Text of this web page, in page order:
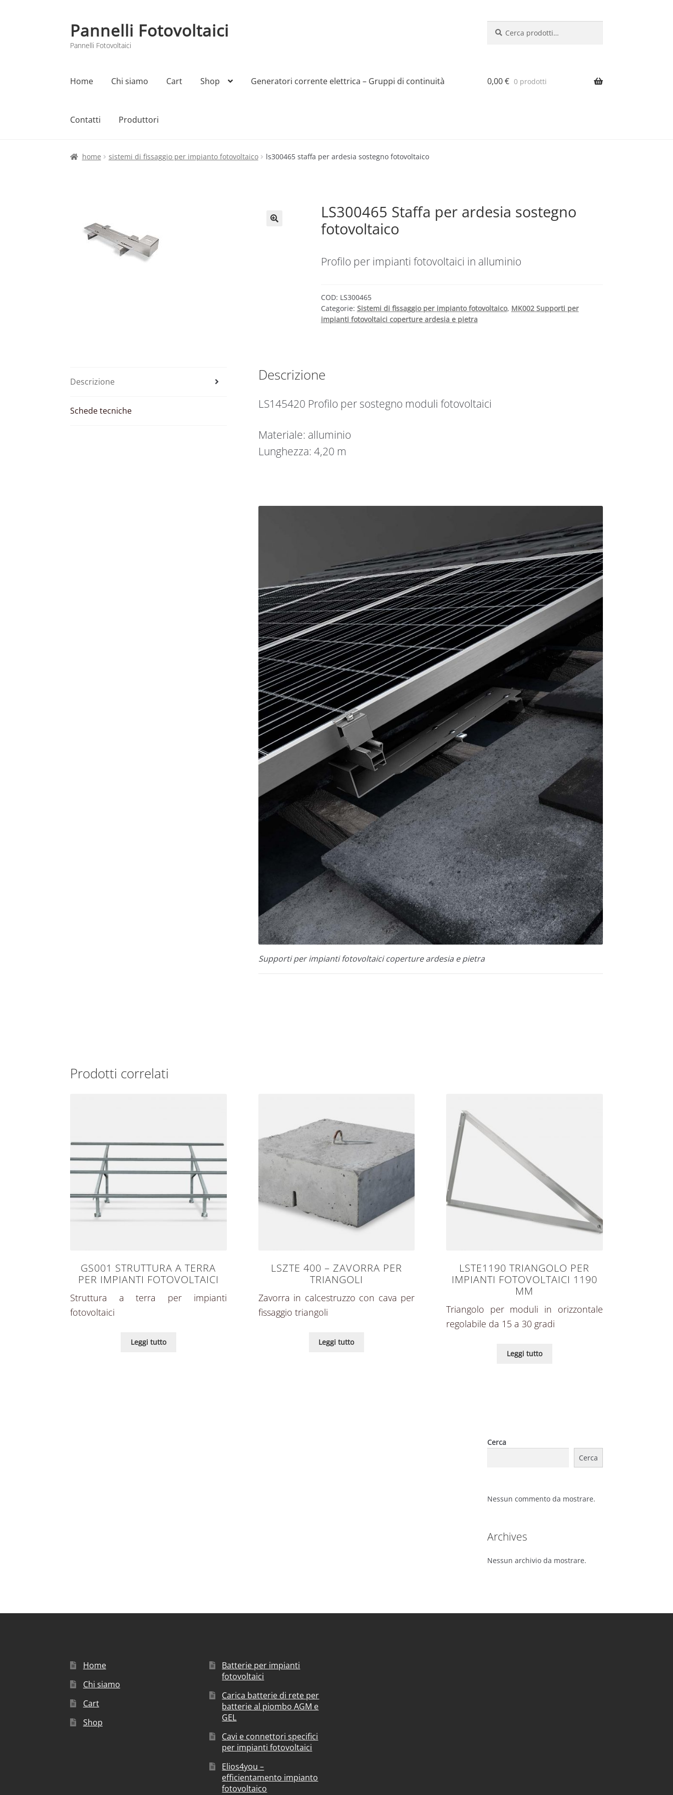
Vai
alla
navigazione
Vai
al
contenuto
Pannelli Fotovoltaici
Pannelli Fotovoltaici
Home Chi siamo Cart Shop Generatori corrente elettrica – Gruppi di continuità
Contatti Produttori
Home Cart Checkout Chi siamo Contatti My account Produttori Sample Page Shop
0,00€ 0 prodotti
home sistemi di fissaggio per impianto fotovoltaico ls300465 staffa per ardesia sostegno fotovoltaico
LS300465 Staffa per ardesia sostegno
fotovoltaico
Profilo per impianti fotovoltaici in alluminio
COD: LS300465
Categorie: Sistemi di fissaggio per impianto fotovoltaico, MK002 Supporti per
impianti fotovoltaici coperture ardesia e pietra
Descrizione
Schede tecniche
Descrizione
LS145420 Profilo per sostegno moduli fotovoltaici
Materiale: alluminio
Lunghezza: 4,20 m
Supporti per impianti fotovoltaici coperture ardesia e pietra
Prodotti correlati
GS001 STRUTTURA A TERRA
PER IMPIANTI FOTOVOLTAICI
Struttura a terra per impianti
fotovoltaici
Leggi tutto
LSZTE 400 – ZAVORRA PER
TRIANGOLI
Zavorra in calcestruzzo con cava per
fissaggio triangoli
Leggi tutto
LSTE1190 TRIANGOLO PER
IMPIANTI FOTOVOLTAICI 1190
MM
Triangolo per moduli in orizzontale
regolabile da 15 a 30 gradi
Leggi tutto
Cerca
Cerca
Nessun commento da mostrare.
Archives
Nessun archivio da mostrare.
Home
Chi siamo
Cart
Shop
Batterie per impianti
fotovoltaici
Carica batterie di rete per
batterie al piombo AGM e
GEL
Cavi e connettori specifici
per impianti fotovoltaici
Elios4you –
efficientamento impianto
fotovoltaico